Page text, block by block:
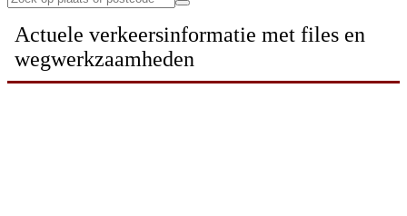
Actuele verkeersinformatie met files en
wegwerkzaamheden